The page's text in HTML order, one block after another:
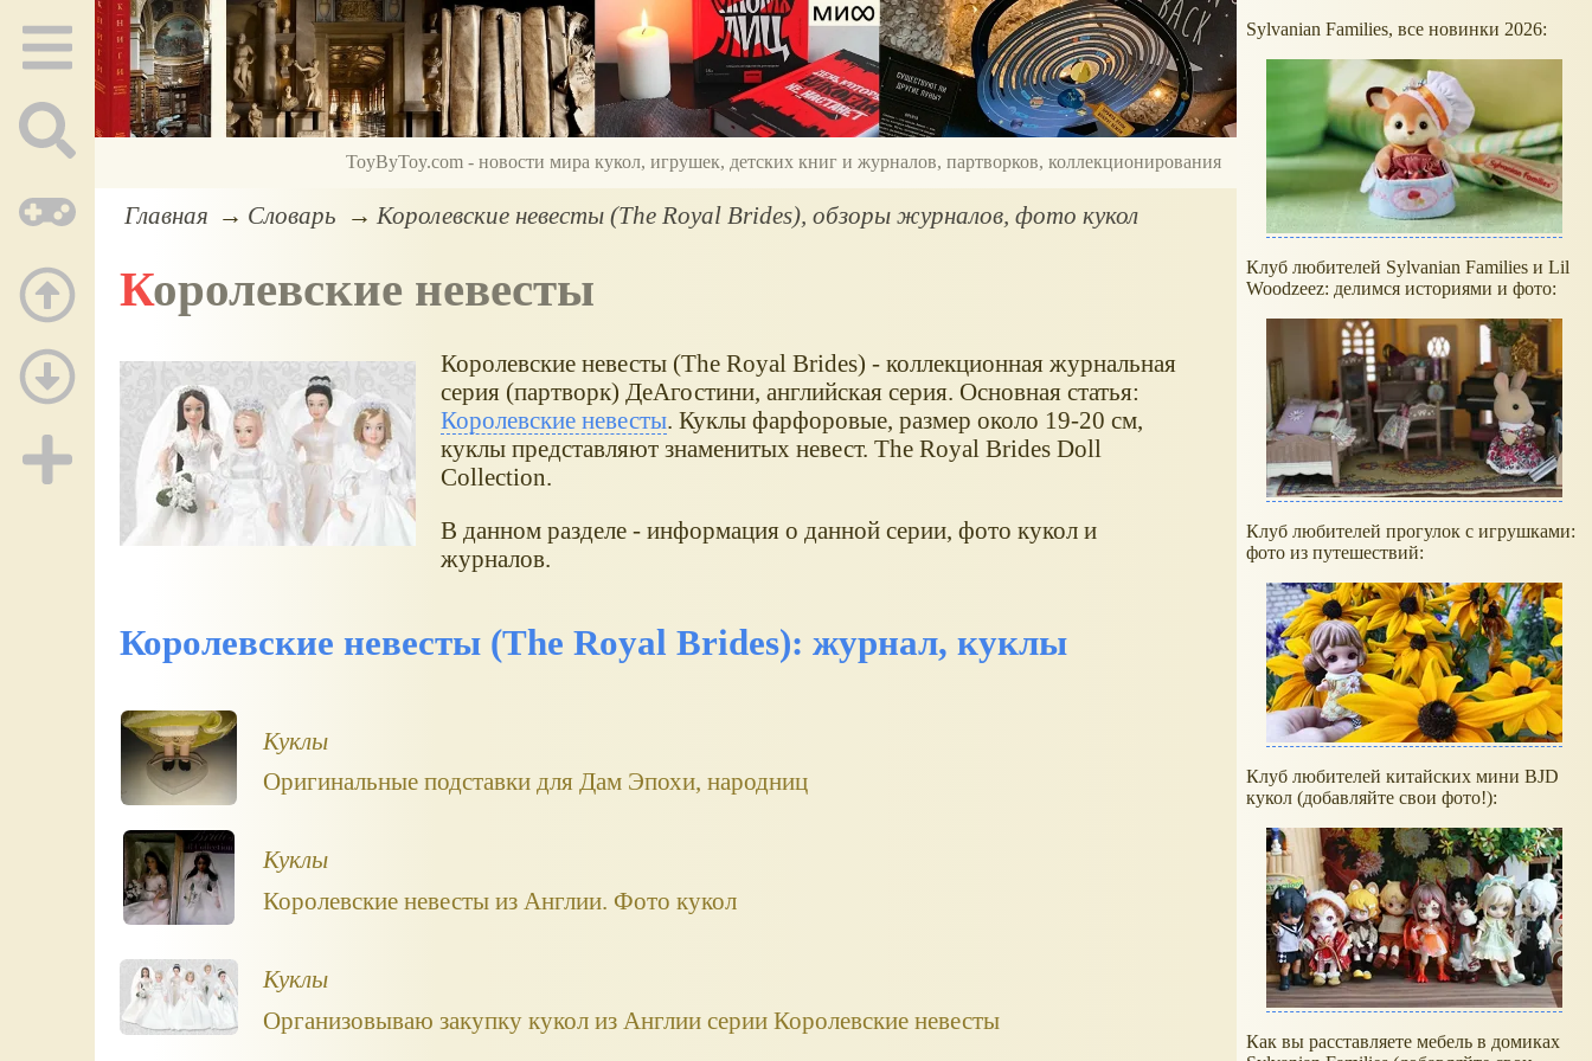
ToyByToy.com - новости мира кукол, игрушек, детских книг и журналов, партворков, коллекционирования
Главная Словарь Королевские невесты (The Royal Brides), обзоры журналов, фото кукол
Королевские невесты
Королевские невесты (The Royal Brides) - коллекционная журнальная
серия (партворк) ДеАгостини, английская серия. Основная статья:
Королевские невесты. Куклы фарфоровые, размер около 19-20 см,
куклы представляют знаменитых невест. The Royal Brides Doll
Collection.
В данном разделе - информация о данной серии, фото кукол и
журналов.
Королевские невесты (The Royal Brides): журнал, куклы
Куклы
Оригинальные подставки для Дам Эпохи, народниц
Куклы
Королевские невесты из Англии. Фото кукол
Куклы
Организовываю закупку кукол из Англии серии Королевские невесты
Sylvanian Families, все новинки 2026:
Клуб любителей Sylvanian Families и Lil
Woodzeez: делимся историями и фото:
Клуб любителей прогулок с игрушками:
фото из путешествий:
Клуб любителей китайских мини BJD
кукол (добавляйте свои фото!):
Как вы расставляете мебель в домиках